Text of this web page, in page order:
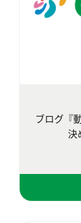
ブログ『
決